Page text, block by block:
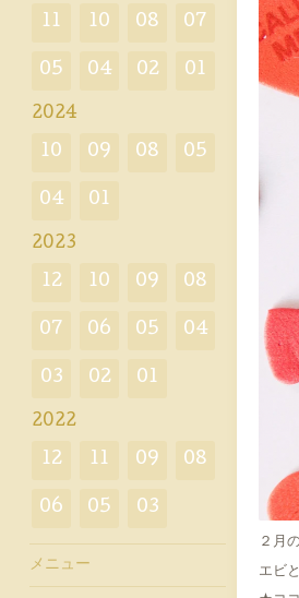
２月
エビ
11 10 08 07
05 04 02 01
2024
10 09 08 05
04 01
2023
12 10 09 08
07 06 05 04
03 02 01
2022
12 11 09 08
06 05 03
メニュー